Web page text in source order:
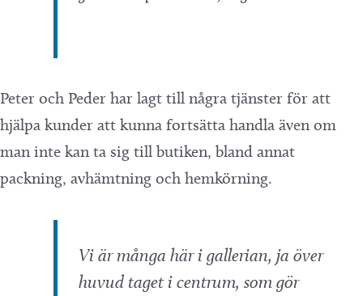
Peter och Peder har lagt till några tjänster för att
hjälpa kunder att kunna fortsätta handla även om
man inte kan ta sig till butiken, bland annat
packning, avhämtning och hemkörning.
Vi är många här i gallerian, ja över
huvud taget i centrum, som gör